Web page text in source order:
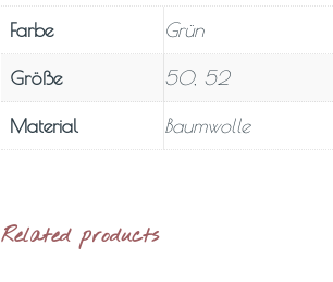
Farbe Grün
Größe 50, 52
Material Baumwolle
Related products